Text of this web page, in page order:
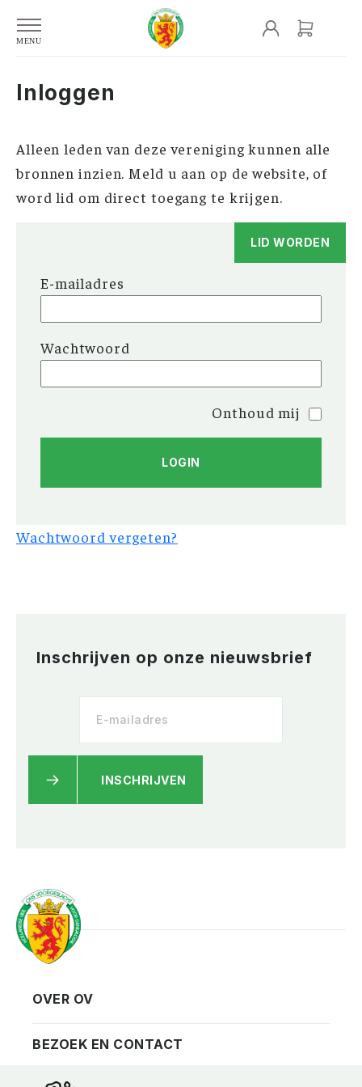
Inloggen
Alleen leden van deze vereniging kunnen alle
bronnen inzien. Meld u aan op de website, of
word lid om direct toegang te krijgen.
LID WORDEN
E-mailadres
Wachtwoord
Onthoud mij
Wachtwoord vergeten?
Inschrijven op onze nieuwsbrief
INSCHRIJVEN
Vereniging
Privacy
Contact
Bezoekadres
OVER OV
BEZOEK EN CONTACT